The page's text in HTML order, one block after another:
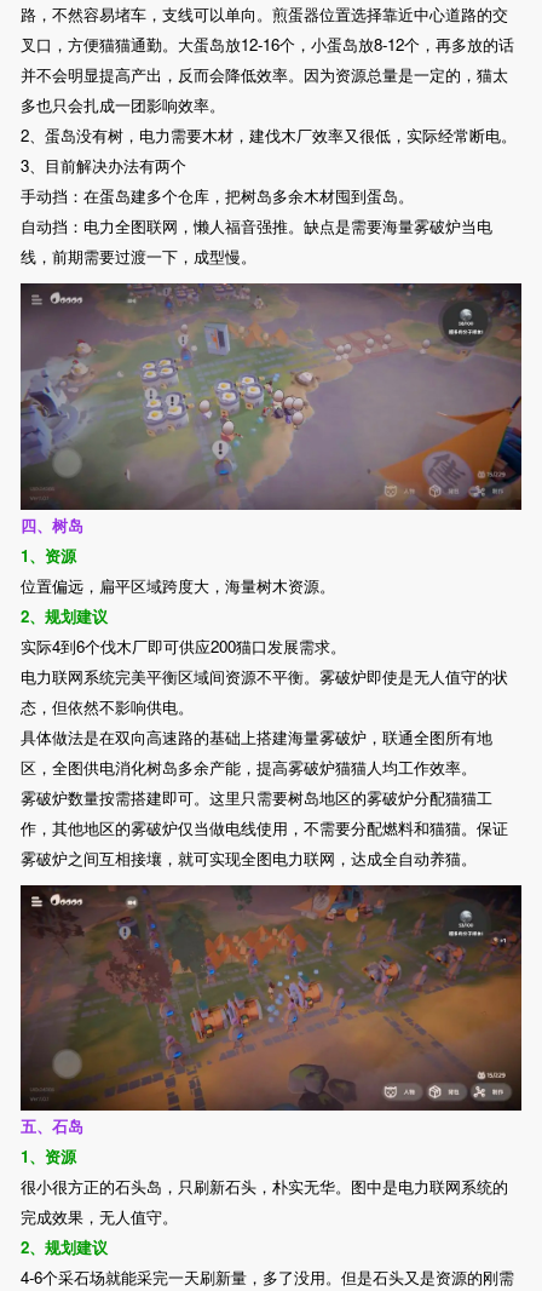
路，不然容易堵车，支线可以单向。煎蛋器位置选择靠近中心道路的交
叉口，方便猫猫通勤。大蛋岛放12-16个，小蛋岛放8-12个，再多放的话
并不会明显提高产出，反而会降低效率。因为资源总量是一定的，猫太
多也只会扎成一团影响效率。
2、蛋岛没有树，电力需要木材，建伐木厂效率又很低，实际经常断电。
3、目前解决办法有两个
手动挡：在蛋岛建多个仓库，把树岛多余木材囤到蛋岛。
自动挡：电力全图联网，懒人福音强推。缺点是需要海量雾破炉当电
线，前期需要过渡一下，成型慢。
四、树岛
1、资源
位置偏远，扁平区域跨度大，海量树木资源。
2、规划建议
实际4到6个伐木厂即可供应200猫口发展需求。
电力联网系统完美平衡区域间资源不平衡。雾破炉即使是无人值守的状
态，但依然不影响供电。
具体做法是在双向高速路的基础上搭建海量雾破炉，联通全图所有地
区，全图供电消化树岛多余产能，提高雾破炉猫猫人均工作效率。
雾破炉数量按需搭建即可。这里只需要树岛地区的雾破炉分配猫猫工
作，其他地区的雾破炉仅当做电线使用，不需要分配燃料和猫猫。保证
雾破炉之间互相接壤，就可实现全图电力联网，达成全自动养猫。
五、石岛
1、资源
很小很方正的石头岛，只刷新石头，朴实无华。图中是电力联网系统的
完成效果，无人值守。
2、规划建议
4-6个采石场就能采完一天刷新量，多了没用。但是石头又是资源的刚需